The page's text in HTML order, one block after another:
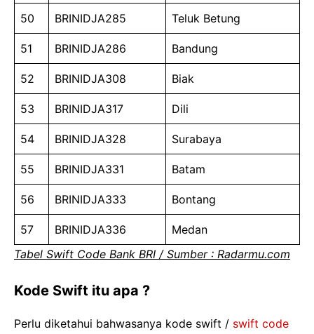
50 BRINIDJA285 Teluk Betung
51 BRINIDJA286 Bandung
52 BRINIDJA308 Biak
53 BRINIDJA317 Dili
54 BRINIDJA328 Surabaya
55 BRINIDJA331 Batam
56 BRINIDJA333 Bontang
57 BRINIDJA336
Medan
Tabel Swift Code Bank BRI / Sumber : Radarmu.com
Kode Swift itu apa ?
Perlu diketahui bahwasanya kode swift / swift code